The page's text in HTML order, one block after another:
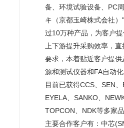
备、环境试验设备、PC
キ（京都玉崎株式会社
过10万种产品，为客户
上下游提升采购效率，
要求，本着贴近客户提
源和测试仪器和FA自动
目前已获得CCS、SEN
EYELA、SANKO、
TOPCON、NDK等多家
主要合作客户有：中芯